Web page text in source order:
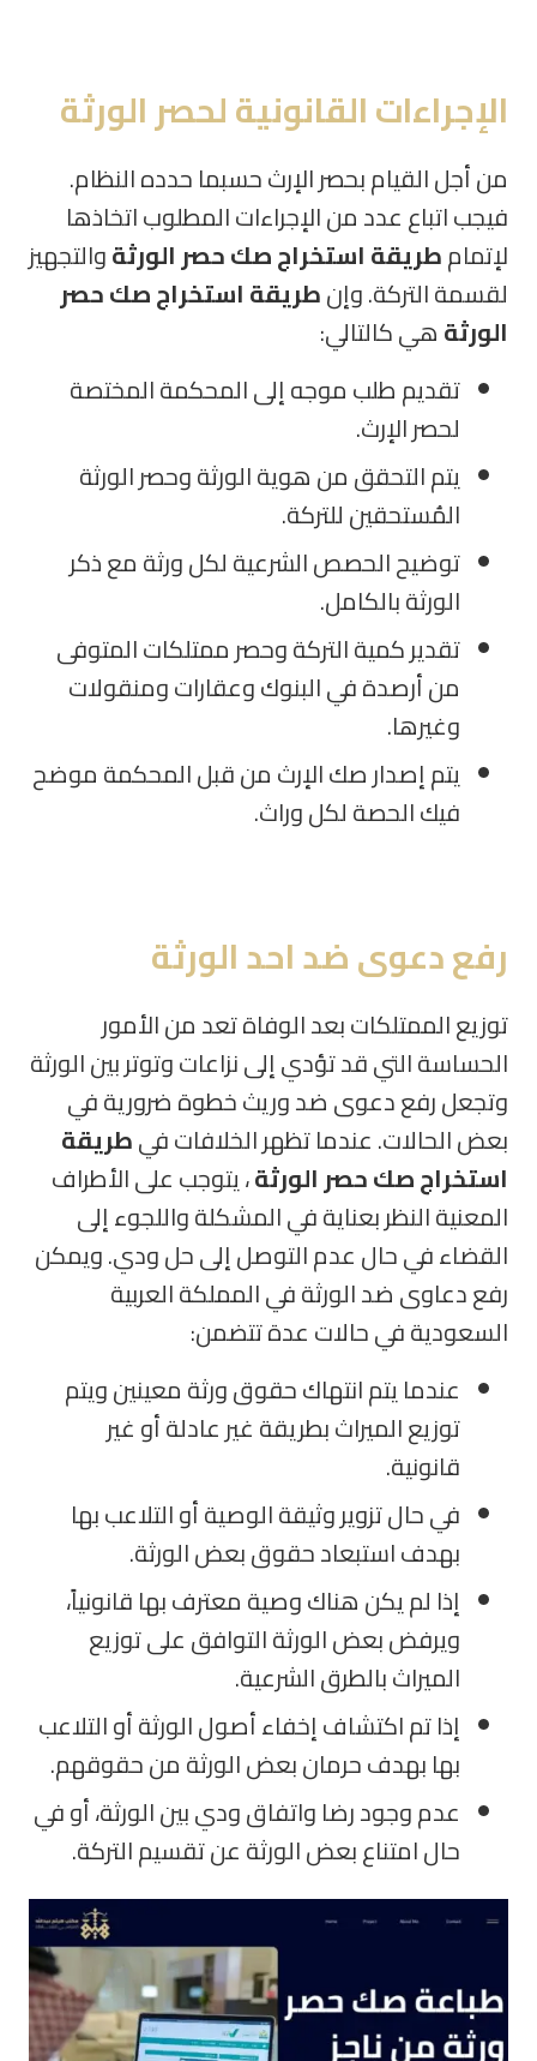
الإجراءات القانونية لحصر الورثة
من أجل القيام بحصر الإرث حسبما حدده النظام.
فيجب اتباع عدد من الإجراءات المطلوب اتخاذها
لإتمامطريقة استخراج صك حصر الورثةوالتجهيز
لقسمة التركة. وإنطريقة استخراج صك حصر
الورثةهي كالتالي:
تقديم طلب موجه إلى المحكمة المختصة
لحصر الإرث.
يتم التحقق من هوية الورثة وحصر الورثة
المُستحقين للتركة.
توضيح الحصص الشرعية لكل ورثة مع ذكر
الورثة بالكامل.
تقدير كمية التركة وحصر ممتلكات المتوفى
من أرصدة في البنوك وعقارات ومنقولات
وغيرها.
يتم إصدار صك الإرث من قبل المحكمة موضح
فيك الحصة لكل وراث.
رفع دعوى ضد احد الورثة
توزيع الممتلكات بعد الوفاة تعد من الأمور
الحساسة التي قد تؤدي إلى نزاعات وتوتر بين الورثة
وتجعل رفع دعوى ضد وريث خطوة ضرورية في
بعض الحالات.عندما تظهر الخلافات فيطريقة
استخراج صك حصر الورثة، يتوجب على الأطراف
المعنية النظر بعناية في المشكلة واللجوء إلى
القضاء في حال عدم التوصل إلى حل ودي. ويمكن
رفع دعاوى ضد الورثة في المملكة العربية
السعودية في حالات عدة تتضمن:
عندما يتم انتهاك حقوق ورثة معينين ويتم
توزيع الميراث بطريقة غير عادلة أو غير
قانونية.
في حال تزوير وثيقة الوصية أو التلاعب بها
بهدف استبعاد حقوق بعض الورثة.
إذا لم يكن هناك وصية معترف بها قانونياً،
ويرفض بعض الورثة التوافق على توزيع
الميراث بالطرق الشرعية.
إذا تم اكتشاف إخفاء أصول الورثة أو التلاعب
بها بهدف حرمان بعض الورثة من حقوقهم.
عدم وجود رضا واتفاق ودي بين الورثة، أو في
حال امتناع بعض الورثة عن تقسيم التركة.